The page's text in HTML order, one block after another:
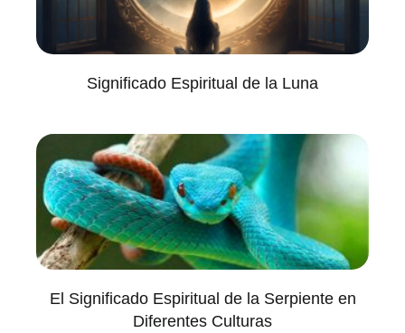
Significado Espiritual de la Luna
El Significado Espiritual de la Serpiente en
Diferentes Culturas